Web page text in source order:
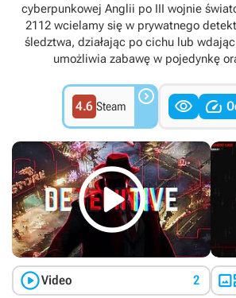
cyberpunkowej Anglii po III wojnie
2112 wcielamy się w prywatnego
śledztwa, działając po cichu lub
umożliwia zabawę w pojedynkę
4.6 Steam   

Video 2